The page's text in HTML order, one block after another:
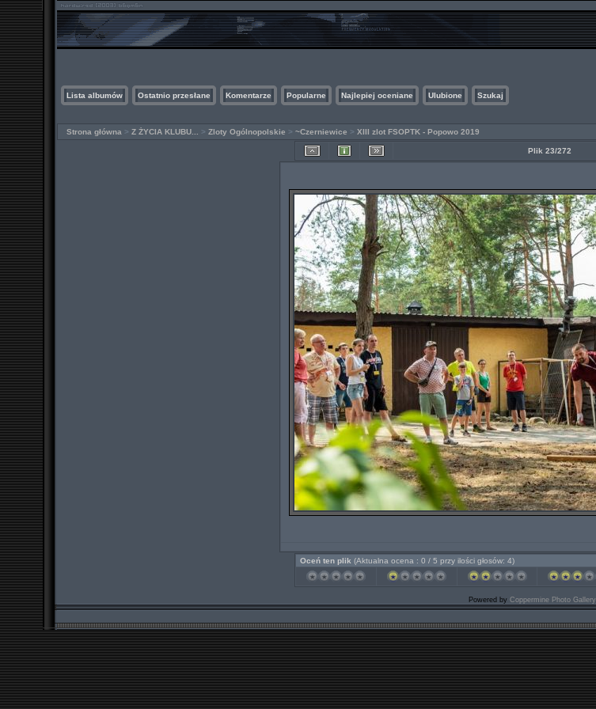
Lista albumów Ostatnio przesłane Komentarze Popularne Najlepiej oceniane Ulubione Szukaj
Strona główna > Z ŻYCIA KLUBU... > Zloty Ogólnopolskie > ~Czerniewice > XIII zlot FSOPTK - Popowo 2019
Plik 23/272
Oceń ten plik (Aktualna ocena : 0 / 5 przy ilości głosów: 4)
Powered by Coppermine Photo Gallery